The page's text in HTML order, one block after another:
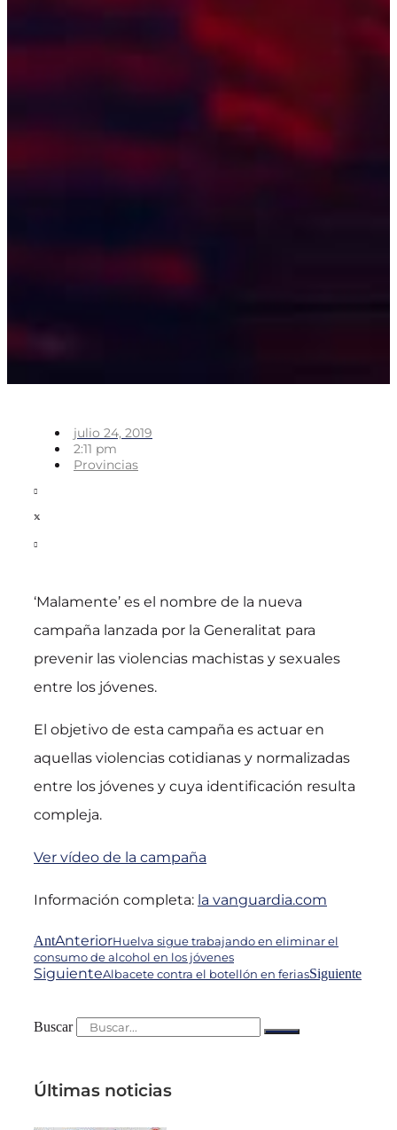
julio 24, 2019
2:11 pm
Provincias
‘Malamente’ es el nombre de la nueva
campaña lanzada por la Generalitat para
prevenir las violencias machistas y sexuales
entre los jóvenes.
El objetivo de esta campaña es actuar en
aquellas violencias cotidianas y normalizadas
entre los jóvenes y cuya identificación resulta
compleja.
Ver vídeo de la campaña
Información completa: la vanguardia.com
AntAnteriorHuelva sigue trabajando en eliminar el
consumo de alcohol en los jóvenes
SiguienteAlbacete contra el botellón en feriasSiguiente
Buscar
Últimas noticias